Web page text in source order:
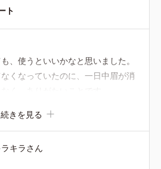
ト
、使うといいかなと思いました。
くなっていたのに、一日中眉が消
く、ありがたいことです
続きを見る
キラさん